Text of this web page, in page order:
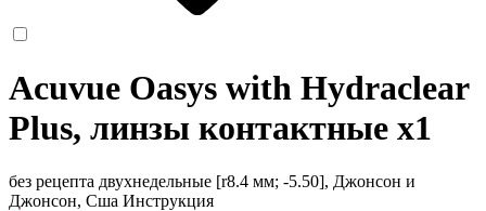
Acuvue Oasys with Hydraclear
Plus, линзы контактные x1
без рецепта двухнедельные [r8.4 мм; -5.50], Джонсон и
Джонсон, Сша Инструкция